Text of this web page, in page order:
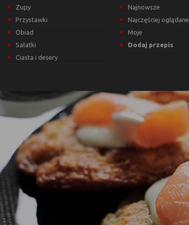
Zupy
Przystawki
Obiad
Sałatki
Ciasta i desery
Najnowsze
Najczęściej oglądane
Moje
Dodaj przepis